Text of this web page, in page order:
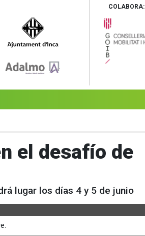
COLABORA:
el desafío de
lugar los días 4 y 5 de junio